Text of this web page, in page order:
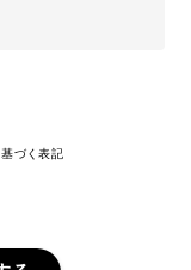
づく表記